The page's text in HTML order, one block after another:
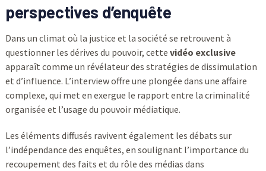
perspectives d’enquête
Dans un climat où la justice et la société se retrouvent à
questionner les dérives du pouvoir, cette vidéo exclusive
apparaît comme un révélateur des stratégies de dissimulation
et d’influence. L’interview offre une plongée dans une affaire
complexe, qui met en exergue le rapport entre la criminalité
organisée et l’usage du pouvoir médiatique.
Les éléments diffusés ravivent également les débats sur
l’indépendance des enquêtes, en soulignant l’importance du
recoupement des faits et du rôle des médias dans